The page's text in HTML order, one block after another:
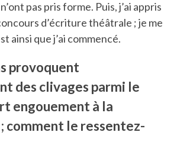
pas pris forme. Puis, j’ai appris
d’écriture théâtrale ; je me
ainsi que j’ai commencé.
provoquent
des clivages parmi le
engouement à la
comment le ressentez-